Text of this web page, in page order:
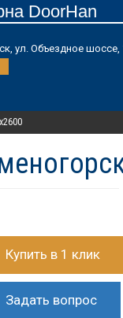
DoorHan
ул. Объездное шоссе,
Купить в 1 клик
Задать вопрос